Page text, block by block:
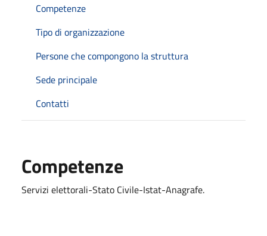
Competenze
Tipo di organizzazione
Persone che compongono la struttura
Sede principale
Contatti
Competenze
Servizi elettorali-Stato Civile-Istat-Anagrafe.